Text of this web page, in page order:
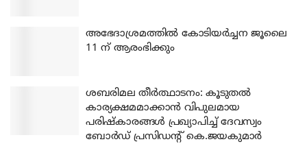
അഭേദാശ്രമത്തില്‍ കോടിയര്‍ച്ചന ജൂലൈ
11 ന് ആരംഭിക്കും
ശബരിമല തീര്‍ത്ഥാടനം: കൂടുതല്‍
കാര്യക്ഷമമാക്കാന്‍ വിപുലമായ
പരിഷ്‌കാരങ്ങള്‍ പ്രഖ്യാപിച്ച് ദേവസ്വം
ബോര്‍ഡ് പ്രസിഡന്റ് കെ.ജയകുമാര്‍